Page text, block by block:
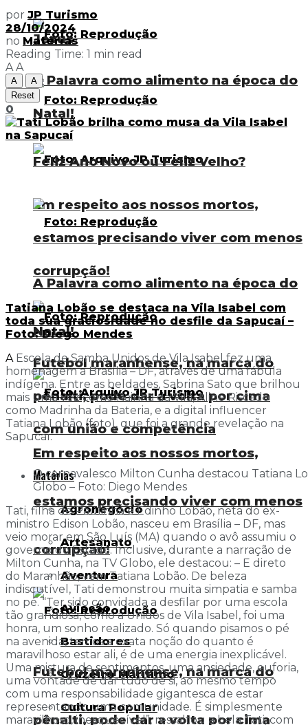
A Palavra como alimento na época do
Natal!
Em respeito aos nossos mortos,
estamos precisando viver com menos
corrupção!
Futebol maranhense, na marca do
pênalti, pode dar a volta por cima
com união e competência
Matérias
Agronegócio
Artesanato
Aventura
Aviação
Bastidores
Cruzeiro Marítimo
Cultura Popular
Jesus
Feliz Ano Novo ou Feliz Velho?
A Palavra como alimento na época do
Natal!
Em respeito aos nossos mortos,
estamos precisando viver com menos
corrupção!
Futebol maranhense, na marca do
pênalti, pode dar a volta por cima
por JP Turismo
28/10/2024
no Matérias
Reading Time: 1 min read
A A
A
A
Reset
0
Tatiana Lobão se destaca na Vila Isabel com
toda sua graciosidade no desfile da Sapucaí –
Foto: Diego Mendes
A Escola de Samba Unidos de Vila Isabel fez uma
homenagem a Brasília – DF, através de uma fábula
indígena. Entre as beldades, Sabrina Sato que brilhou
mais uma vez como Rainha da Vila, Aline Riscado
como Madrinha da Bateria, e a digital influencer
Tatiana Lobão (foto), que foi a grande revelação na
Sapucaí.
O carnavalesco Milton Cunha destacou Tatiana
Globo – Foto: Diego Mendes
Tati, filha de Paulinha e Edinho Lobão, neta do ex-
ministro Edison Lobão, nasceu em Brasília – DF, mas
veio morar em São Luís (MA) quando o avô assumiu o
governo do Estado. Inclusive, durante a narração de
Milton Cunha, na TV Globo, ele destacou: – E direto
do Maranhão, vem Tatiana Lobão. De beleza
indiscutível, Tati demonstrou muita simpatia e samba
no pé. “Ter sido convidada a desfilar por uma escola
tão grandiosa, como a Unidos de Vila Isabel, foi uma
honra, um sonho realizado. Só quando pisamos o pé
na avenida, temos a exata noção do quanto é
maravilhoso estar ali, é de uma energia inexplicável.
Uma mistura de sentimentos, uma ansiedade, euforia,
uma vontade de dar tudo de si, ao mesmo tempo
com uma responsabilidade gigantesca de estar
representando uma comunidade. É simplesmente
maravilhoso, inesquecível”, ressaltou a bela Tati, com